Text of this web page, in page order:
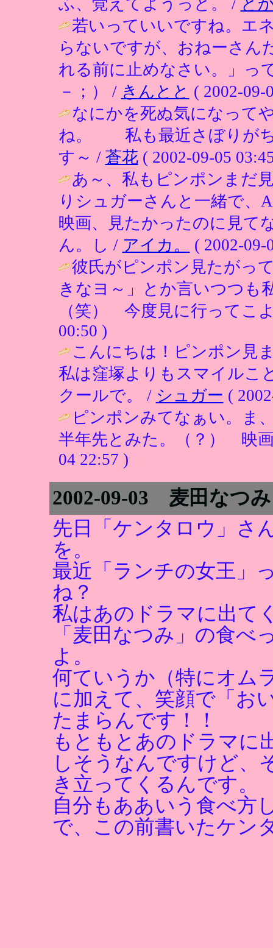
若いっていいですね。エ
らないですが、おねーさん
れる前に止めなさい。」っ
－；） / きんとと ( 2002-09-
なにかを死ぬ気になって
ね。 私も最近さぼりがち
す～ / 蒼花( 2002-09-05
あ～、私もピンポンまだ
りシュガーさんと一緒で、
映画、見たかったのに見て
ん。し / アイカ。
( 2002-09-
彼氏がピンポン見たがっ
きなヨ～」とか言いつつも
（笑） 今度見に行ってこ
00:50 )
こんにちは！ピンポン見
私は窪塚よりもスマイルこ
クールで。 / シュガー (
ピンポンみてなぁい。ま
半年先とみた。（？） 映
04 22:57 )
2002-09-03 麦田なつみ
先日「ケンタロウ」さ
を。
最近「ランチの女王」
ね？
私はあのドラマに出て
「麦田なつみ」の食べ
よ。
何ていうか（特にオム
に加えて、笑顔で「お
たまらんです！！
もともとあのドラマに
しそうなんですけど、
き立ってくるんです。
自分もああいう食べ方
で、この前書いたケン